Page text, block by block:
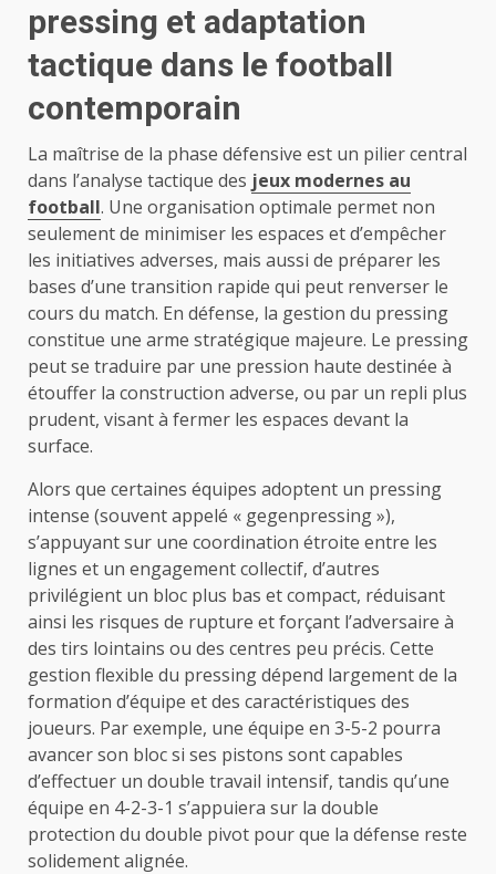
pressing et adaptation
tactique dans le football
contemporain
La maîtrise de la phase défensive est un pilier central
dans l’analyse tactique des jeux modernes au
football. Une organisation optimale permet non
seulement de minimiser les espaces et d’empêcher
les initiatives adverses, mais aussi de préparer les
bases d’une transition rapide qui peut renverser le
cours du match. En défense, la gestion du pressing
constitue une arme stratégique majeure. Le pressing
peut se traduire par une pression haute destinée à
étouffer la construction adverse, ou par un repli plus
prudent, visant à fermer les espaces devant la
surface.
Alors que certaines équipes adoptent un pressing
intense (souvent appelé « gegenpressing »),
s’appuyant sur une coordination étroite entre les
lignes et un engagement collectif, d’autres
privilégient un bloc plus bas et compact, réduisant
ainsi les risques de rupture et forçant l’adversaire à
des tirs lointains ou des centres peu précis. Cette
gestion flexible du pressing dépend largement de la
formation d’équipe et des caractéristiques des
joueurs. Par exemple, une équipe en 3-5-2 pourra
avancer son bloc si ses pistons sont capables
d’effectuer un double travail intensif, tandis qu’une
équipe en 4-2-3-1 s’appuiera sur la double
protection du double pivot pour que la défense reste
solidement alignée.